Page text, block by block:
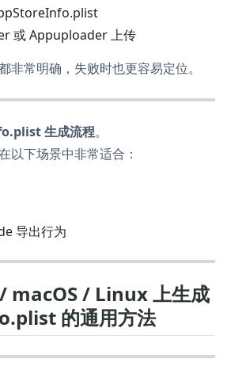
或 Appuploader 上传
非常明确，失败时也更容易定位。
生成流程。
以下场景中非常适合：
导出行为
macOS / Linux 上生成
的通用方法